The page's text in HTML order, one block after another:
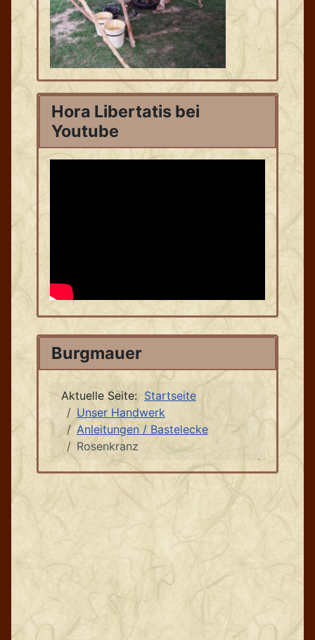
Hora Libertatis bei
Youtube
Burgmauer
Aktuelle Seite: Startseite
Unser Handwerk
Anleitungen / Bastelecke
Rosenkranz